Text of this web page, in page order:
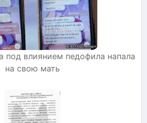
под влиянием педофила напала
на свою мать